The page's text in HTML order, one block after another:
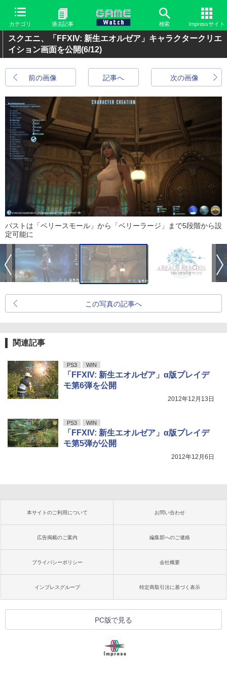
カテゴリ 過去記事 検索 Impressサイト
スクエニ、「FFXIV: 新生エオルゼア」キャラクタークリエ
イション画面を公開(6/12)
前の画像 次の画像
記事へ
バストは「ベリースモール」から「ベリーラージ」まで5段階から設
定可能に
この写真の記事へ
関連記事
PS3 WIN
「FFXIV: 新生エオルゼア」α版プレイデ
モ第6弾を公開
2012年12月13日
PS3 WIN
「FFXIV: 新生エオルゼア」α版プレイデ
モ第5弾が公開
2012年12月6日
本サイトのご利用について お問い合わせ
広告掲載のご案内 編集部へのご連絡
プライバシーポリシー 会社概要
インプレスグループ 特定商取引法に基づく表示
PC版で見る